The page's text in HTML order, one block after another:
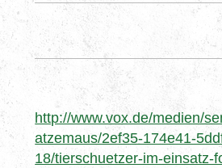
http://www.vox.de/medien/
atzemaus/2ef35-174e41-
18/tierschuetzer-im-einsatz-